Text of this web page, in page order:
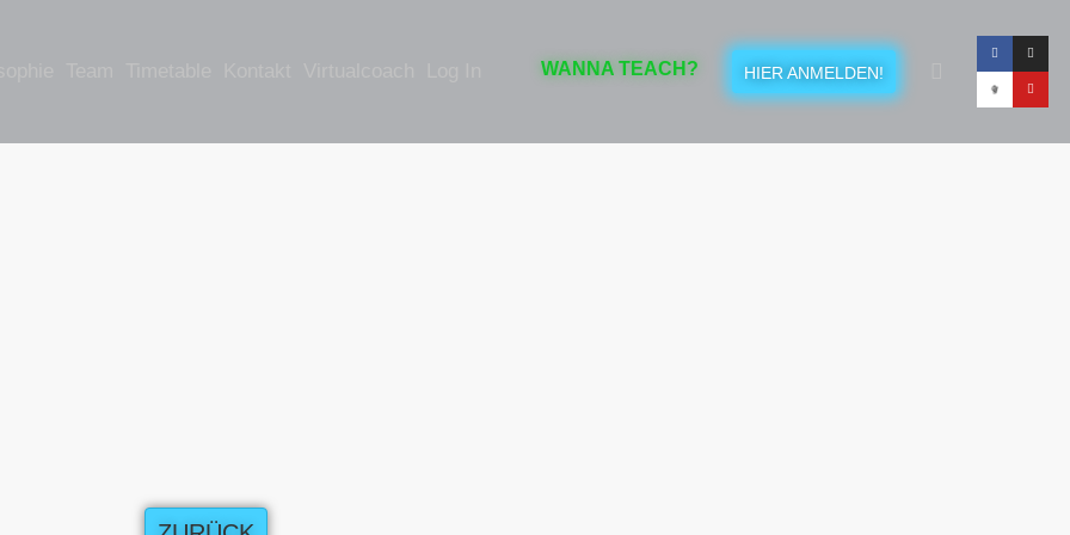
WANNA TEACH? HIER ANMELDEN!